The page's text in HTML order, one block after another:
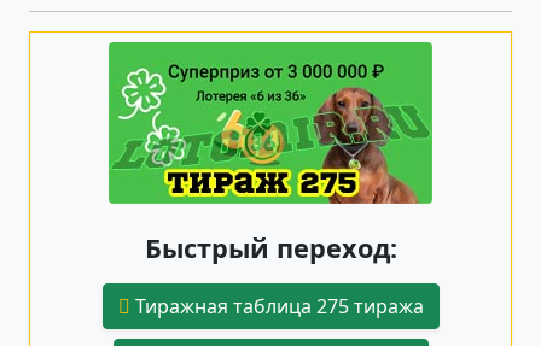
Быстрый переход:
Тиражная таблица 275 тиража